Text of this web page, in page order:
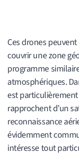
Ces drones
couvrir une zone
programme
atmosphériques.
est
rapprochent d’un
reconnaissance
évidemment
intéresse tout